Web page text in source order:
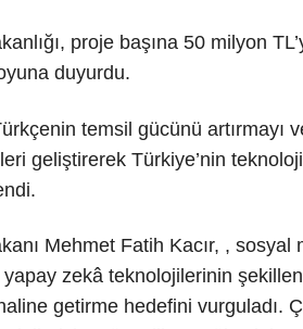
proje başına 50 milyon
duyurdu.
temsil gücünü artırmayı
geliştirerek Türkiye’nin teknolojik
Mehmet Fatih Kacır, , sosyal
yapay zekâ teknolojilerinin
getirme hedefini vurguladı.